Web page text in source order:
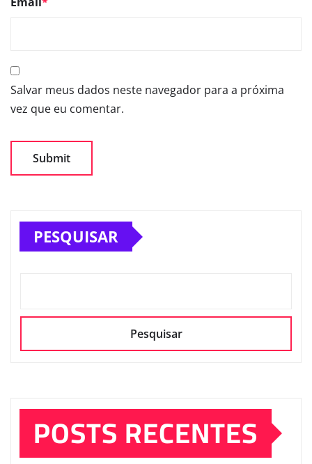
Salvar meus dados neste navegador para a próxima
vez que eu comentar.
PESQUISAR
Pesquisar
POSTS RECENTES